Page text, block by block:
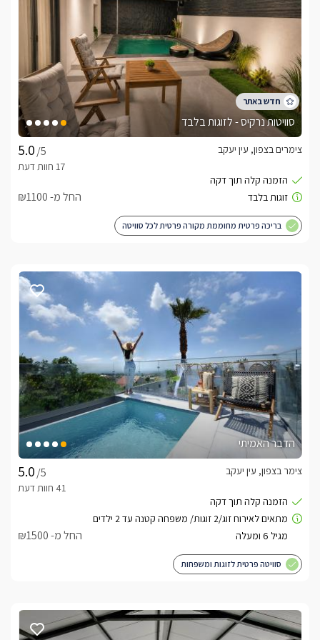
סוויטות נרקיס - לזוגות בלבד
/5
צימרים בצפון, עין יעקב
החל מ- ₪1100
בריכה פרטית מחוממת מקורה פרטית לכל סוויטה
הדבר האמיתי
/5
צימר בצפון, עין יעקב
החל מ- ₪1500
סוויטה פרטית לזוגות ומשפחות